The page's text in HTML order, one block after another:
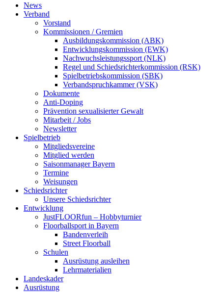
News
Verband
Vorstand
Kommissionen / Gremien
Ausbildungskommission (ABK)
Entwicklungskommission (EWK)
Nachwuchsleistungssport (NLK)
Regel und Schiedsrichterkommission (RSK)
Spielbetriebskommission (SBK)
Verbandspruchkammer (VSK)
Dokumente
Anti-Doping
Prävention sexualisierter Gewalt
Mitarbeit / Jobs
Newsletter
Spielbetrieb
Mitgliedsvereine
Mitglied werden
Saisonmanager Bayern
Termine
Weisungen
Schiedsrichter
Unsere Schiedsrichter
Entwicklung
JustFLOORfun – Hobbyturnier
Floorballsport in Bayern
Bandenverleih
Street Floorball
Schulen
Ausrüstung ausleihen
Lehrmaterialien
Landeskader
Ausrüstung